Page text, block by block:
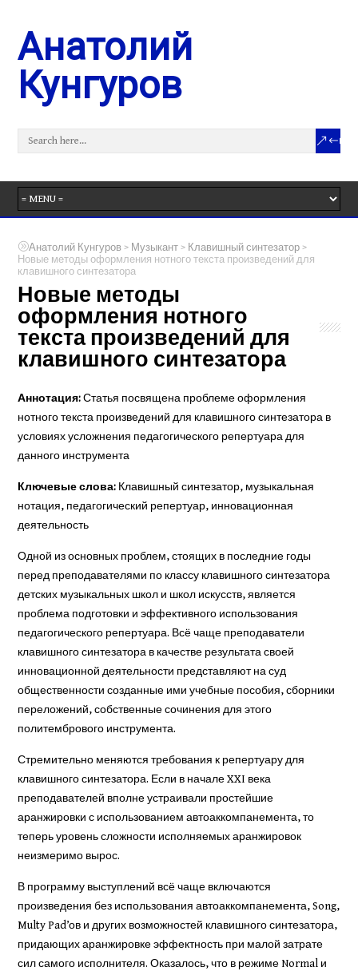
Анатолий
Кунгуров
Анатолий Кунгуров > Музыкант > Клавишный синтезатор >
Новые методы оформления нотного текста произведений для
клавишного синтезатора
Новые методы
оформления нотного
текста произведений для
клавишного синтезатора
Аннотация:Статья посвящена проблеме оформления
нотного текста произведений для клавишного синтезатора в
условиях усложнения педагогического репертуара для
данного инструмента
Ключевые слова: Клавишный синтезатор, музыкальная
нотация, педагогический репертуар, инновационная
деятельность
Одной из основных проблем, стоящих в последние годы
перед преподавателями по классу клавишного синтезатора
детских музыкальных школ и школ искусств, является
проблема подготовки и эффективного использования
педагогического репертуара. Всё чаще преподаватели
клавишного синтезатора в качестве результата своей
инновационной деятельности представляют на суд
общественности созданные ими учебные пособия, сборники
переложений, собственные сочинения для этого
политембрового инструмента.
Стремительно меняются требования к репертуару для
клавишного синтезатора. Если в начале XXI века
преподавателей вполне устраивали простейшие
аранжировки с использованием автоаккомпанемента, то
теперь уровень сложности исполняемых аранжировок
неизмеримо вырос.
В программу выступлений всё чаще включаются
произведения без использования автоаккомпанемента, Song,
Multy Pad’ов и других возможностей клавишного синтезатора,
придающих аранжировке эффектность при малой затрате
сил самого исполнителя. Оказалось, что в режиме Normal и